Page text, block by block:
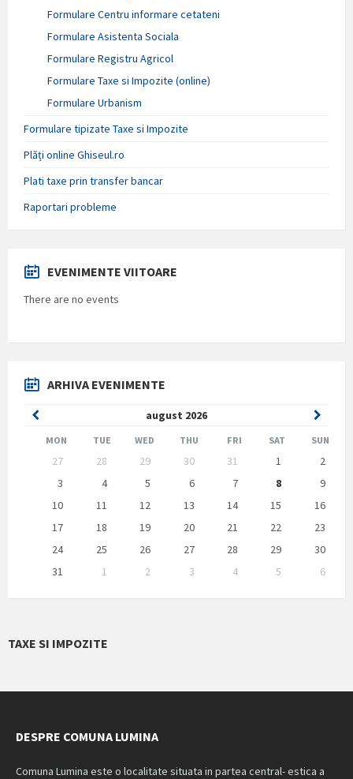
Formulare Centru informare cetateni
Formulare Asistenta Sociala
Formulare Registru Agricol
Formulare Taxe si Impozite (online)
Formulare Urbanism
Formulare tipizate Taxe si Impozite
Plăți online Ghiseul.ro
Plati taxe prin transfer bancar
Raportari probleme
EVENIMENTE VIITOARE
There are no events
ARHIVA EVENIMENTE
august 2026
Previous
Month
Month
MON TUE WED THU FRI SAT SUN
calendar
27 28 29 30 31 1
2
3
4 5 6 7 8
9
10
11 12 13 14 15
16
17
18 19 20 21 22
23
24
25 26 27 28 29
30
31
1 2 3 4 5
6
to
TAXE SI IMPOZITE
DESPRE COMUNA LUMINA
Comuna Lumina este o localitate situata in partea central- estica a